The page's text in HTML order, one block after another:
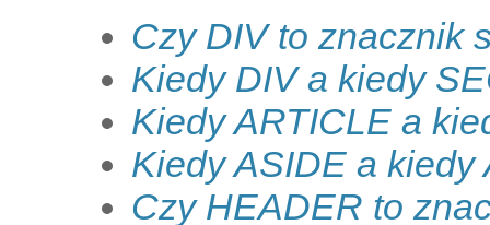
Czy DIV to znacznik
Kiedy DIV a kiedy
Kiedy ARTICLE a
Kiedy ASIDE a kiedy
Czy HEADER to